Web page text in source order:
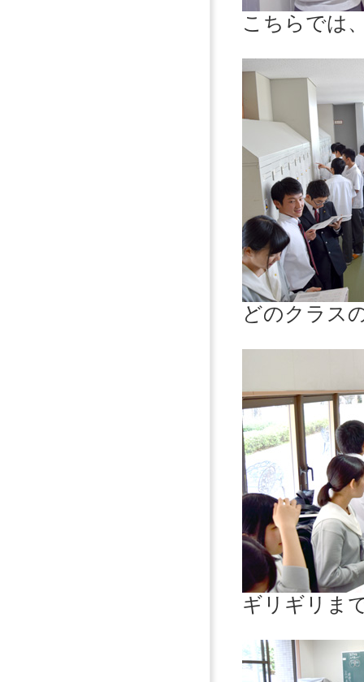
こちらでは
どのクラス
ギリギリま